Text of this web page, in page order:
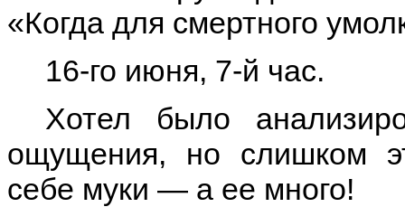
«Когда для смертного
16-го июня, 7-й час.
Хотел было
ощущения, но слишком
себе муки — а ее много!